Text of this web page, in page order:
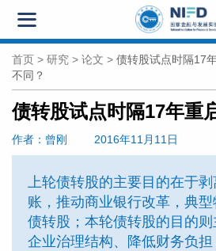
首页 > 研究 > 论文 > 债转股试点时隔17
不同？
作者 ：曾刚 2016年11月11日
上轮债转股的主要目的在于
账，推动商业银行改革，典
债转股；本轮债转股的目的
企业治理结构、降低财务负